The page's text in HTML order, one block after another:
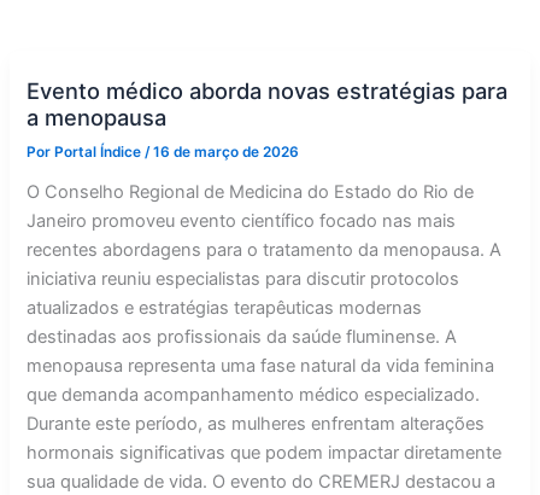
Evento médico aborda novas estratégias para
a menopausa
Por Portal Índice/16 de março de 2026
O Conselho Regional de Medicina do Estado do Rio de
Janeiro promoveu evento científico focado nas mais
recentes abordagens para o tratamento da menopausa. A
iniciativa reuniu especialistas para discutir protocolos
atualizados e estratégias terapêuticas modernas
destinadas aos profissionais da saúde fluminense. A
menopausa representa uma fase natural da vida feminina
que demanda acompanhamento médico especializado.
Durante este período, as mulheres enfrentam alterações
hormonais significativas que podem impactar diretamente
sua qualidade de vida. O evento do CREMERJ destacou a